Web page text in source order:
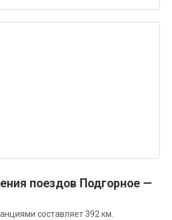
поездов Подгорное —
составляет 392 км.